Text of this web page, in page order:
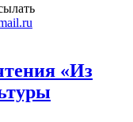
«Из